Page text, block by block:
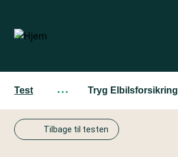
hovedindhold
Test ··· Tryg Elbilsforsikring
Tilbage til testen